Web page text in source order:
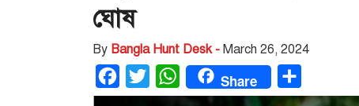
ঘোষ
By Bangla Hunt Desk - March 26, 2024
Facebook
Twitter WhatsAppShare